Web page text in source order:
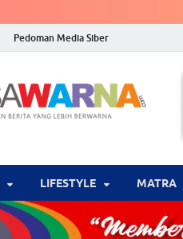
Pedoman Media Siber
‎LIFESTYLE MATRA